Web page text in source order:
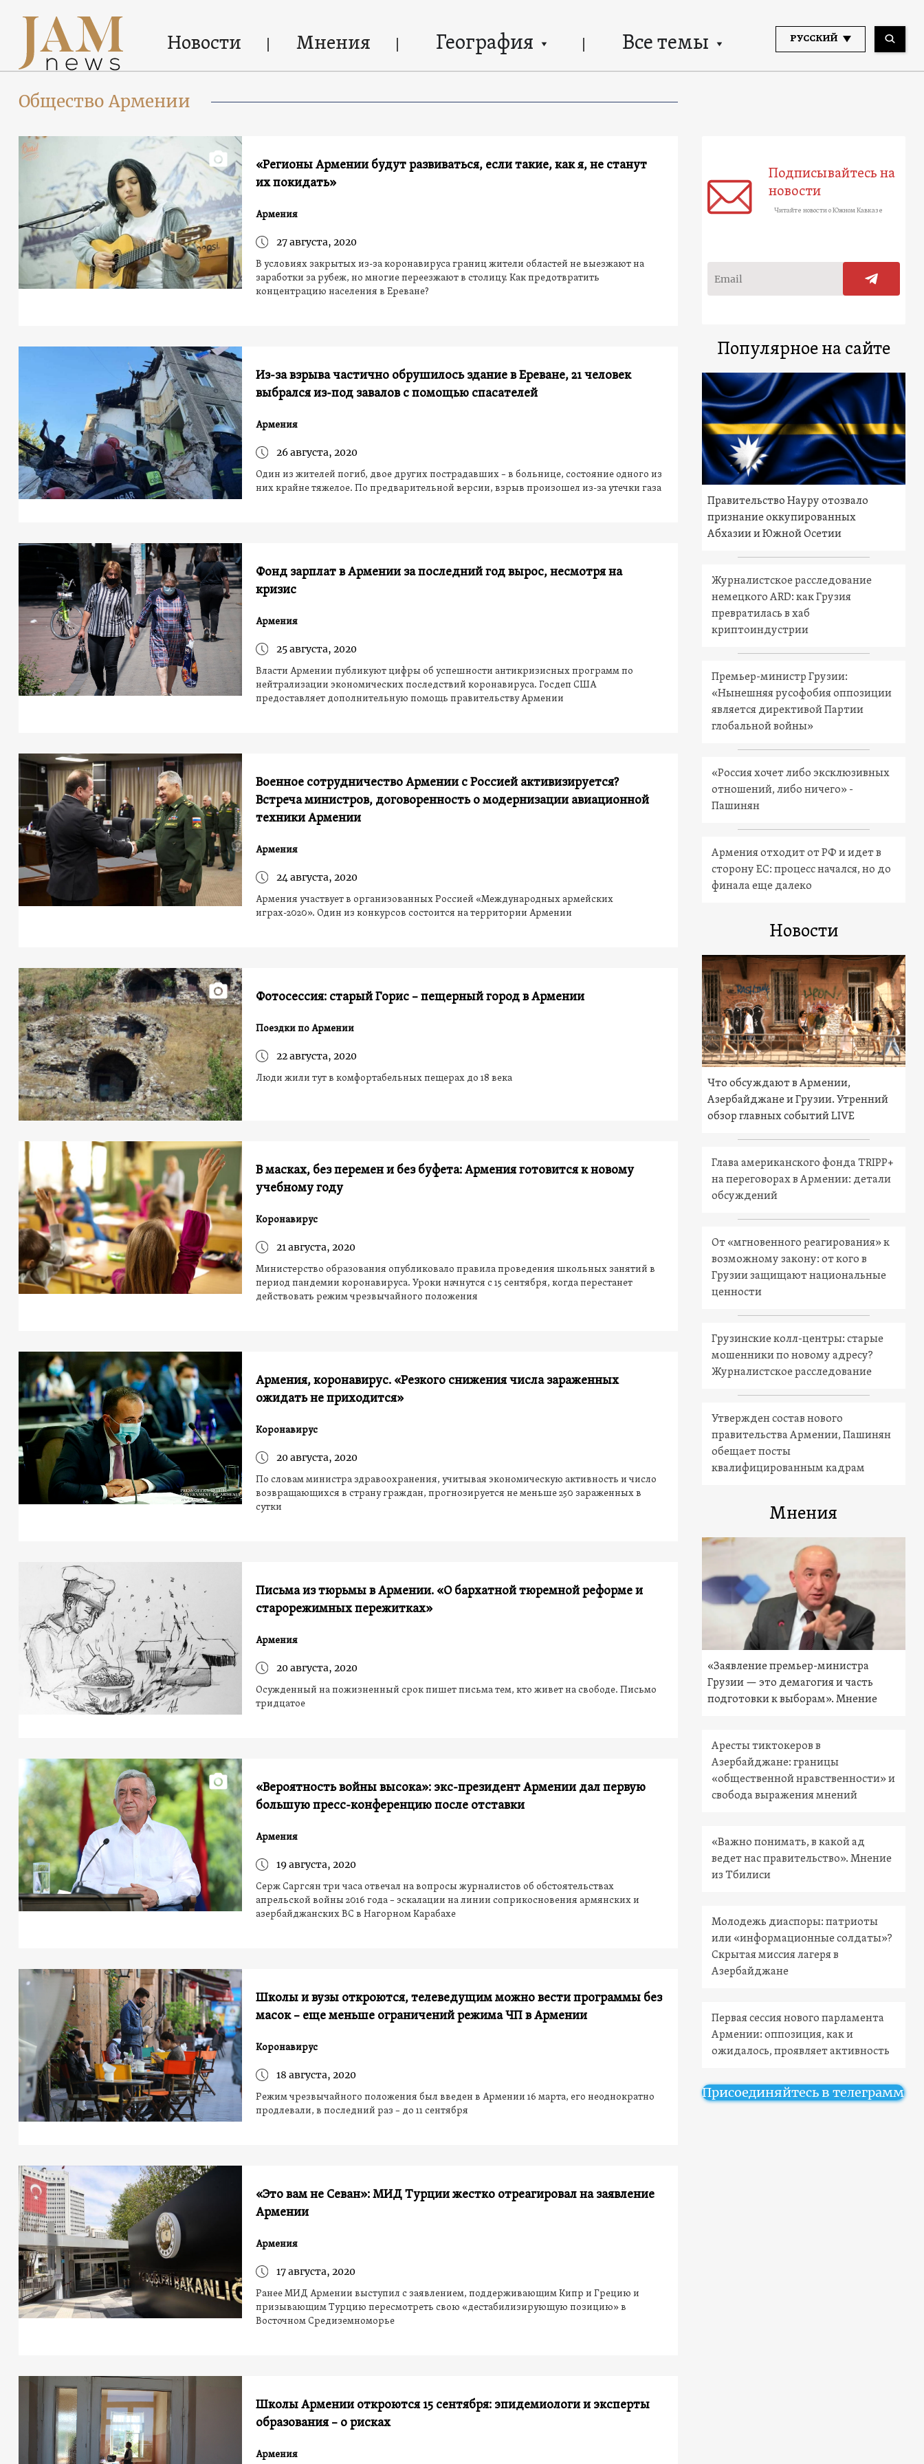
Новости Мнения География Все темы РУССКИЙ
Общество Армении
«Регионы Армении будут развиваться, если такие, как я, не станут
их покидать»
Армения
27 августа, 2020
В условиях закрытых из-за коронавируса границ жители областей не выезжают на
заработки за рубеж, но многие переезжают в столицу. Как предотвратить
концентрацию населения в Ереване?
Из-за взрыва частично обрушилось здание в Ереване, 21 человек
выбрался из-под завалов с помощью спасателей
Армения
26 августа, 2020
Один из жителей погиб, двое других пострадавших – в больнице, состояние одного из
них крайне тяжелое. По предварительной версии, взрыв произошел из-за утечки газа
Фонд зарплат в Армении за последний год вырос, несмотря на
кризис
Армения
25 августа, 2020
Власти Армении публикуют цифры об успешности антикризисных программ по
нейтрализации экономических последствий коронавируса. Госдеп США
предоставляет дополнительную помощь правительству Армении
Военное сотрудничество Армении с Россией активизируется?
Встреча министров, договоренность о модернизации авиационной
техники Армении
Армения
24 августа, 2020
Армения участвует в организованных Россией «Международных армейских
играх-2020». Один из конкурсов состоится на территории Армении
Фотосессия: старый Горис – пещерный город в Армении
Поездки по Армении
22 августа, 2020
Люди жили тут в комфортабельных пещерах до 18 века
В масках, без перемен и без буфета: Армения готовится к новому
учебному году
Коронавирус
21 августа, 2020
Министерство образования опубликовало правила проведения школьных занятий в
период пандемии коронавируса. Уроки начнутся с 15 сентября, когда перестанет
действовать режим чрезвычайного положения
Армения, коронавирус. «Резкого снижения числа зараженных
ожидать не приходится»
Коронавирус
20 августа, 2020
По словам министра здравоохранения, учитывая экономическую активность и число
возвращающихся в страну граждан, прогнозируется не меньше 250 зараженных в
сутки
Письма из тюрьмы в Армении. «О бархатной тюремной реформе и
старорежимных пережитках»
Армения
20 августа, 2020
Осужденный на пожизненный срок пишет письма тем, кто живет на свободе. Письмо
тридцатое
«Вероятность войны высока»: экс-президент Армении дал первую
большую пресс-конференцию после отставки
Армения
19 августа, 2020
Серж Саргсян три часа отвечал на вопросы журналистов об обстоятельствах
апрельской войны 2016 года – эскалации на линии соприкосновения армянских и
азербайджанских ВС в Нагорном Карабахе
Школы и вузы откроются, телеведущим можно вести программы без
масок – еще меньше ограничений режима ЧП в Армении
Коронавирус
18 августа, 2020
Режим чрезвычайного положения был введен в Армении 16 марта, его неоднократно
продлевали, в последний раз – до 11 сентября
«Это вам не Севан»: МИД Турции жестко отреагировал на заявление
Армении
Армения
17 августа, 2020
Ранее МИД Армении выступил с заявлением, поддерживающим Кипр и Грецию и
призывающим Турцию пересмотреть свою «дестабилизирующую позицию» в
Восточном Средиземноморье
Школы Армении откроются 15 сентября: эпидемиологи и эксперты
образования – о рисках
Армения
Подписывайтесь на
новости
Читайте новости о Южном Кавказе
Популярное на сайте
Правительство Науру отозвало
признание оккупированных
Абхазии и Южной Осетии
Журналистское расследование
немецкого ARD: как Грузия
превратилась в хаб
криптоиндустрии
Премьер-министр Грузии:
«Нынешняя русофобия оппозиции
является директивой Партии
глобальной войны»
«Россия хочет либо эксклюзивных
отношений, либо ничего» -
Пашинян
Армения отходит от РФ и идет в
сторону ЕС: процесс начался, но до
финала еще далеко
Новости
Что обсуждают в Армении,
Азербайджане и Грузии. Утренний
обзор главных событий LIVE
Глава американского фонда TRIPP+
на переговорах в Армении: детали
обсуждений
От «мгновенного реагирования» к
возможному закону: от кого в
Грузии защищают национальные
ценности
Грузинские колл-центры: старые
мошенники по новому адресу?
Журналистское расследование
Утвержден состав нового
правительства Армении, Пашинян
обещает посты
квалифицированным кадрам
Мнения
«Заявление премьер-министра
Грузии — это демагогия и часть
подготовки к выборам». Мнение
Аресты тиктокеров в
Азербайджане: границы
«общественной нравственности» и
свобода выражения мнений
«Важно понимать, в какой ад
ведет нас правительство». Мнение
из Тбилиси
Молодежь диаспоры: патриоты
или «информационные солдаты»?
Скрытая миссия лагеря в
Азербайджане
Первая сессия нового парламента
Армении: оппозиция, как и
ожидалось, проявляет активность
Присоединяйтесь в телеграмм